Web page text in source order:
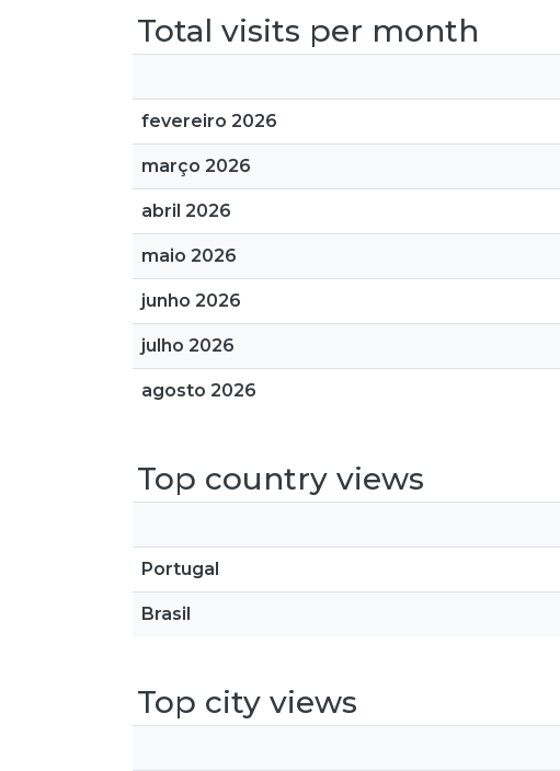
Total visits per month
fevereiro 2026
março 2026
abril 2026
maio 2026
junho 2026
julho 2026
agosto 2026
Top country views
Portugal
Brasil
Top city views